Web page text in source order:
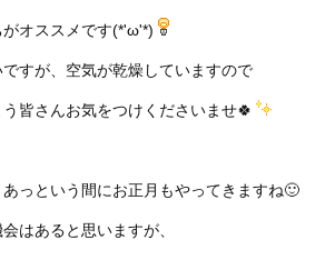
オススメです(*'ω'*)
すが、空気が乾燥していますので
皆さんお気をつけくださいませ🍀
っという間にお正月もやってきますね🙂
はあると思いますが、